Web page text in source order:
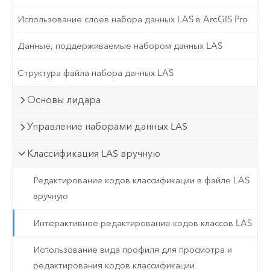
Использование слоев набора данных LAS в ArcGIS Pro
Данные, поддерживаемые набором данных LAS
Структура файла набора данных LAS
Основы лидара
Управление наборами данных LAS
Классификация LAS вручную
Редактирование кодов классификации в файле LAS
вручную
Интерактивное редактирование кодов классов LAS
Использование вида профиля для просмотра и
редактирования кодов классификации